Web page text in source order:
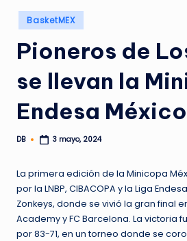
Publicado
en
BasketMEX
Pioneros de
se llevan la
Endesa
Publicado
DB 3 mayo, 2024
La primera edición de la Minicopa
por la LNBP, CIBACOPA y la Liga
Zonkeys, donde se vivió la gran final
Academy y FC Barcelona. La victoria
por 83-71, en un torneo donde se